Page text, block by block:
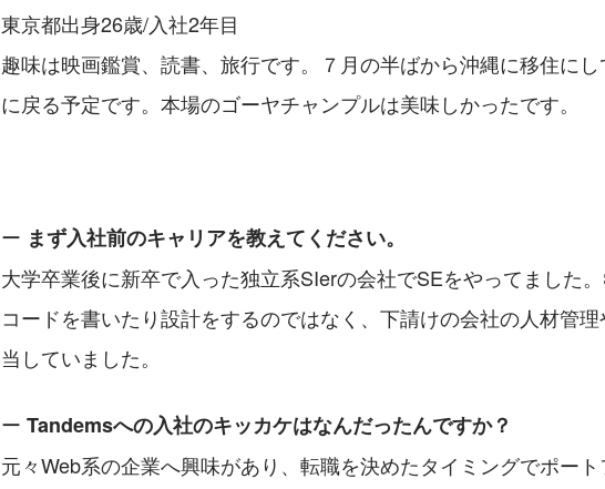
東京都出身26歳/入社2年目
趣味は映画鑑賞、読書、旅行です。７月の半ばから沖縄に移住に
に戻る予定です。本場のゴーヤチャンプルは美味しかったです。
ー まず入社前のキャリアを教えてください。
大学卒業後に新卒で入った独立系SIerの会社でSEをやってました
コードを書いたり設計をするのではなく、下請けの会社の人材管
当していました。
ー Tandemsへの入社のキッカケはなんだったんですか？
元々Web系の企業へ興味があり、転職を決めたタイミングでポー